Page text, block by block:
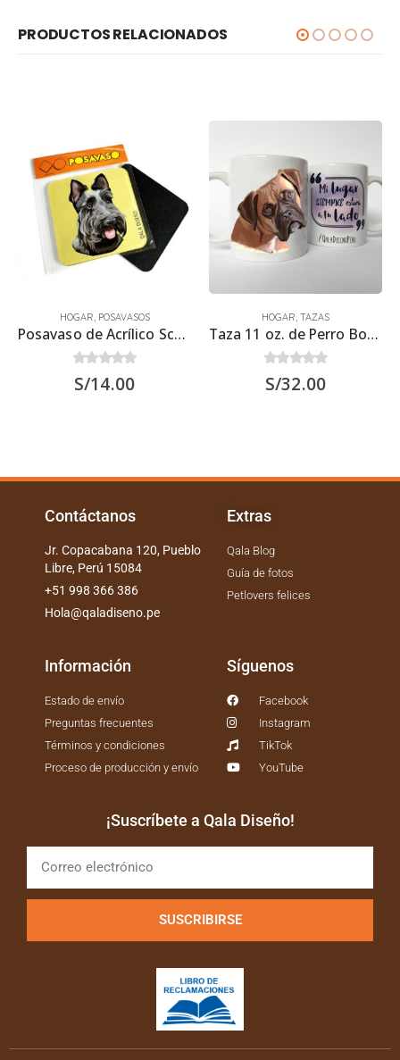
PRODUCTOS RELACIONADOS
HOGAR POSAVASOS
Posavaso de Acrílico Scottish Terrier 9.5×9.5 cms
0out of 5
S/14.00
HOGAR TAZAS
Taza 11 oz. de Perro Boxer
0out of 5
S/32.00
Contáctanos
Jr. Copacabana 120, Pueblo
Libre, Perú 15084
+51 998 366 386
Hola@qaladiseno.pe
Extras
Qala Blog
Guía de fotos
Petlovers felices
Información
Estado de envío
Preguntas frecuentes
Términos y condiciones
Proceso de producción y envío
Síguenos
Facebook
Instagram
TikTok
YouTube
¡Suscríbete a Qala Diseño!
SUSCRIBIRSE